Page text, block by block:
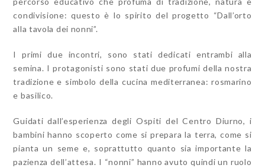
condivisione: questo è lo spirito del progetto “Dall’orto
alla tavola dei nonni”.
I primi due incontri, sono stati dedicati entrambi alla
semina. I protagonisti sono stati due profumi della nostra
tradizione e simbolo della cucina mediterranea: rosmarino
e basilico.
Guidati dall’esperienza degli Ospiti del Centro Diurno, i
bambini hanno scoperto come si prepara la terra, come si
pianta un seme e, soprattutto quanto sia importante la
pazienza dell’attesa. I “nonni” hanno avuto quindi un ruolo